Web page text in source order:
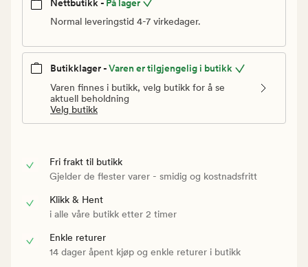
Nettbutikk - På lager
Normal leveringstid 4-7 virkedager.
Butikklager -Varen er tilgjengelig i butikk
Varen finnes i butikk, velg butikk for å se
aktuell beholdning
Velg butikk
Fri frakt til butikk
Gjelder de flester varer - smidig og kostnadsfritt
Klikk & Hent
i alle våre butikk etter 2 timer
Enkle returer
14 dager åpent kjøp og enkle returer i butikk